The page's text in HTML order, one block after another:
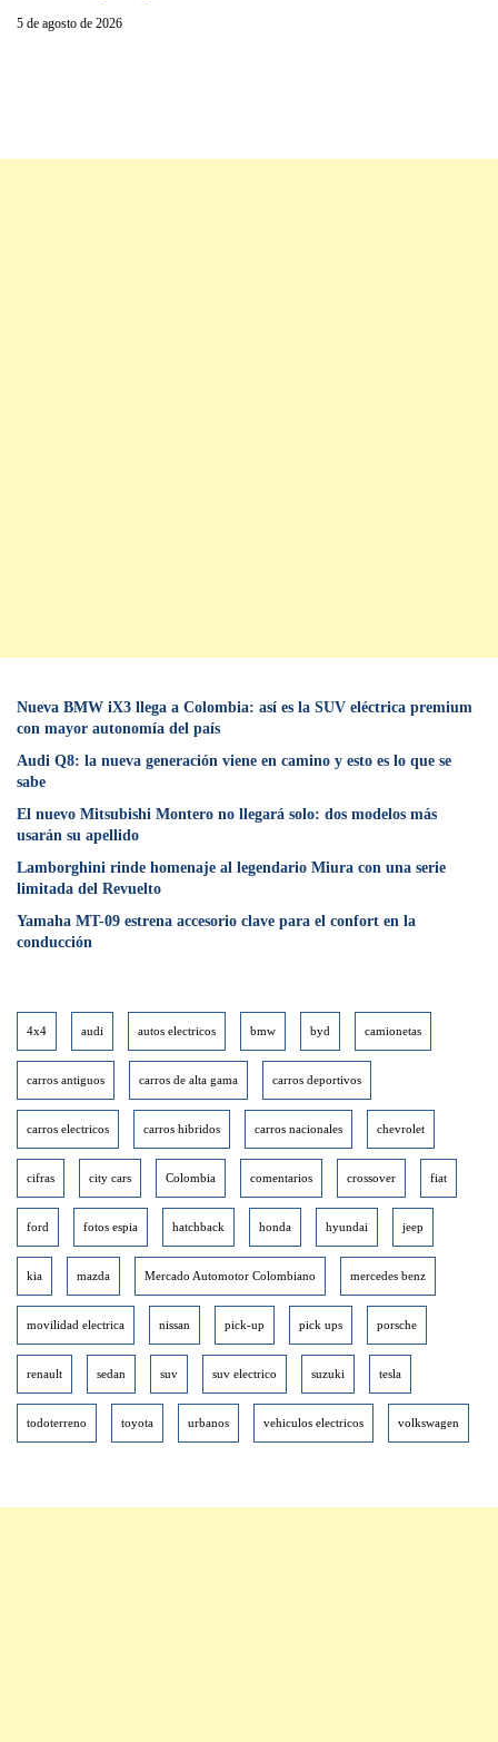
5 de agosto de 2026
Nueva BMW iX3 llega a Colombia: así es la SUV eléctrica premium
con mayor autonomía del país
Audi Q8: la nueva generación viene en camino y esto es lo que se
sabe
⁠El nuevo Mitsubishi Montero no llegará solo: dos modelos más
usarán su apellido
Lamborghini rinde homenaje al legendario Miura con una serie
limitada del Revuelto
Yamaha MT-09 estrena accesorio clave para el confort en la
conducción
4x4 audi autos electricos bmw byd camionetas
carros antiguos carros de alta gama carros deportivos
carros electricos carros hibridos carros nacionales chevrolet
cifras city cars Colombia comentarios crossover fiat
ford fotos espia hatchback honda hyundai jeep
kia mazda Mercado Automotor Colombiano mercedes benz
movilidad electrica nissan pick-up pick ups porsche
renault sedan suv suv electrico suzuki tesla
todoterreno toyota urbanos vehiculos electricos volkswagen